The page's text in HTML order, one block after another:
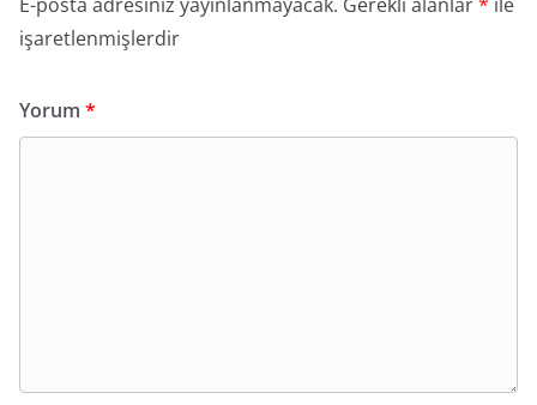
işaretlenmişlerdir
Yorum *